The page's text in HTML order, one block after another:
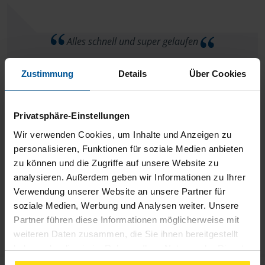
Zustimmung Details Über Cookies
Privatsphäre-Einstellungen
Wir verwenden Cookies, um Inhalte und Anzeigen zu
personalisieren, Funktionen für soziale Medien anbieten
zu können und die Zugriffe auf unsere Website zu
analysieren. Außerdem geben wir Informationen zu Ihrer
Verwendung unserer Website an unsere Partner für
soziale Medien, Werbung und Analysen weiter. Unsere
Partner führen diese Informationen möglicherweise mit
weiteren Daten zusammen, die Sie ihnen bereitgestellt
haben oder die sie im Rahmen Ihrer Nutzung der Dienste
gesammelt haben. Indem Sie auf Einverstanden klicken,
Alles schnell und super gelaufen
Hans Hamburg
Diese Beratungsstelle ist sehr gut .Hmb. Iserbrook. 1.mal
zufrieden
anonymes VLH-Mitglied